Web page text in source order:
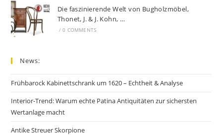
Die faszinierende Welt von Bugholzmöbel,
Thonet, J. & J. Kohn, …
/ 0 COMMENTS
News:
Frühbarock Kabinettschrank um 1620 – Echtheit & Analyse
Interior-Trend: Warum echte Patina Antiquitäten zur sichersten
Wertanlage macht
Antike Streuer Skorpione